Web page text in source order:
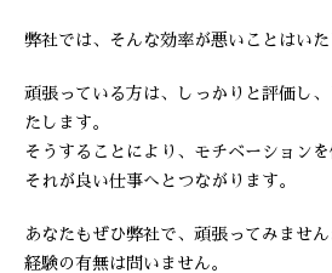
弊社では、そんな効率が悪いことはいた
頑張っている方は、しっかりと評価し
たします。
そうすることにより、モチベーション
それが良い仕事へとつながります。
あなたもぜひ弊社で、頑張ってみません
経験の有無は問いません。